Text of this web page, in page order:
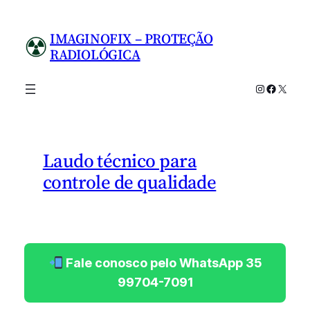
conteúdo
IMAGINOFIX – PROTEÇÃO
RADIOLÓGICA
Instagram
X
Laudo técnico para
controle de qualidade
Fale conosco pelo WhatsApp 35
99704-7091